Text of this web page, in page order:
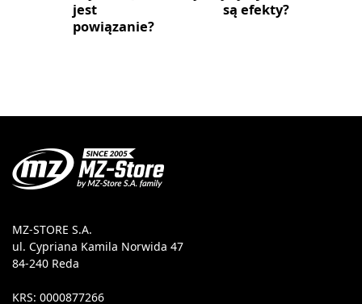
jest
powiązanie?
są efekty?
MZ-STORE S.A.
ul. Cypriana Kamila Norwida 47
84-240 Reda
KRS: 0000877266